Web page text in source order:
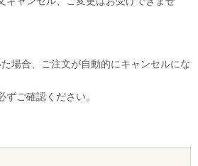
場合、ご注文が自動的にキャンセルにな
ご確認ください。